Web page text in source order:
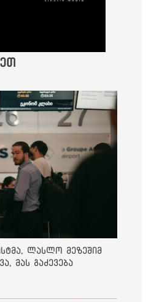
ლასლო მეზეშიმ
მას გაძევება